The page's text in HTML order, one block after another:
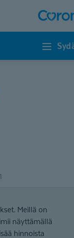
Meillä on
näyttämällä
hinnoista